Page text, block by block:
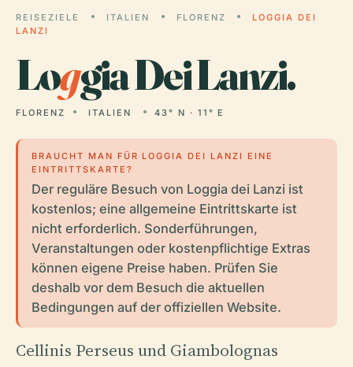
REISEZIELE ITALIEN FLORENZ
LOGGIA DEI
LANZI
Loggia Dei Lanzi.
FLORENZ ITALIEN 43° N · 11° E
BRAUCHT MAN FÜR LOGGIA DEI LANZI EINE
EINTRITTSKARTE?
Der reguläre Besuch von Loggia dei Lanzi ist
kostenlos; eine allgemeine Eintrittskarte ist
nicht erforderlich. Sonderführungen,
Veranstaltungen oder kostenpflichtige Extras
können eigene Preise haben. Prüfen Sie
deshalb vor dem Besuch die aktuellen
Bedingungen auf der offiziellen Website.
Cellinis Perseus und Giambolognas